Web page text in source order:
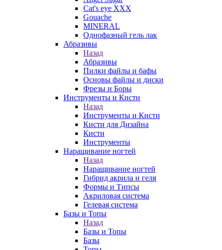
Cat's eye XXX
Gouache
MINERAL
Однофазный гель лак
Абразивы
Назад
Абразивы
Пилки файлы и бафы
Основы файлы и диски
Фрезы и Боры
Инструменты и Кисти
Назад
Инструменты и Кисти
Кисти для Дизайна
Кисти
Инструменты
Наращивание ногтей
Назад
Наращивание ногтей
Гибрид акрила и геля
Формы и Типсы
Акриловая система
Гелевая система
Базы и Топы
Назад
Базы и Топы
Базы